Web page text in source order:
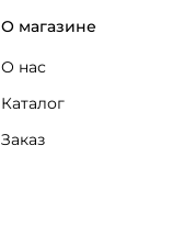
О магазине
О нас
Каталог
Заказ